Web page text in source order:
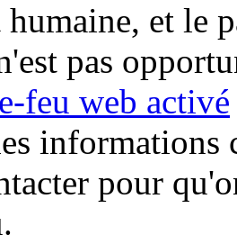
et le
pas
feu web activé
informations
pour